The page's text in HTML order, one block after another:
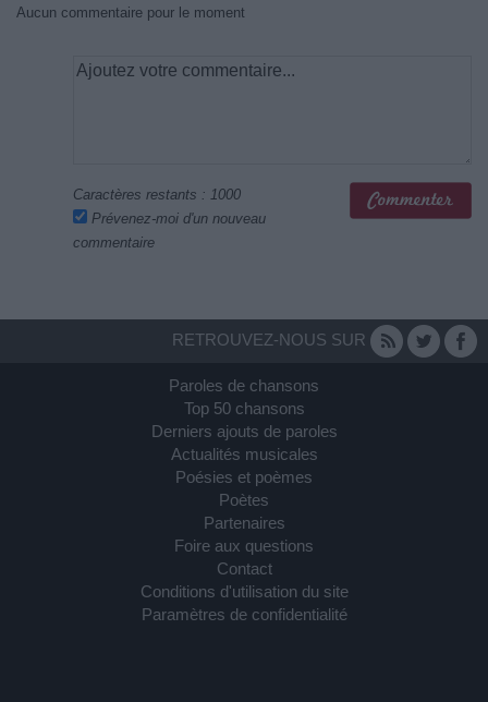
Aucun commentaire pour le moment
Caractères restants : 1000
Prévenez-moi d'un nouveau
commentaire
RETROUVEZ-NOUS SUR
Paroles de chansons
Top 50 chansons
Derniers ajouts de paroles
Actualités musicales
Poésies et poèmes
Poètes
Partenaires
Foire aux questions
Contact
Conditions d'utilisation du site
Paramètres de confidentialité